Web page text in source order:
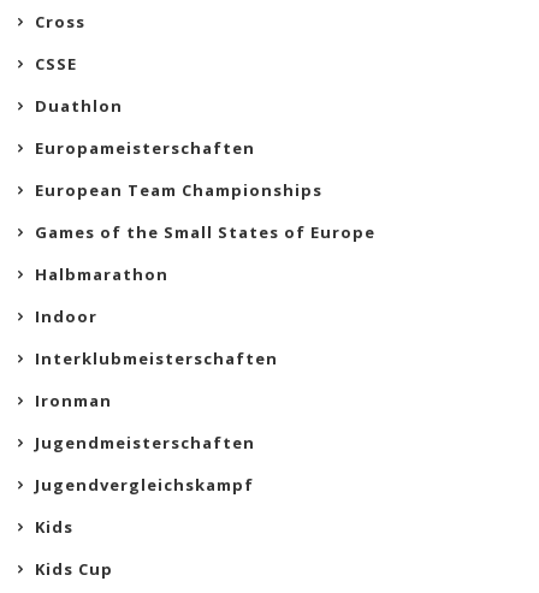
Cross
CSSE
Duathlon
Europameisterschaften
European Team Championships
Games of the Small States of Europe
Halbmarathon
Indoor
Interklubmeisterschaften
Ironman
Jugendmeisterschaften
Jugendvergleichskampf
Kids
Kids Cup